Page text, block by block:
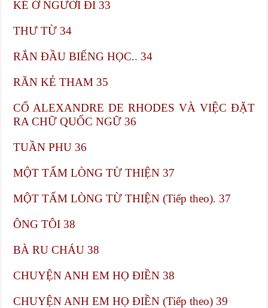
KẺ Ở NGƯỜI ĐI 33
THƯ TỪ​ 34
RẮN ĐẦU BIẾNG HỌC.. 34
RĂN KẺ THAM​ 35
CỐ ALEXANDRE DE RHODES VÀ VIỆC ĐẶT
RA CHỮ QUỐC NGỮ​ 36
TUẦN PHU​ 36
MỘT TẤM LÒNG TỪ THIỆN​ 37
MỘT TẤM LÒNG TỪ THIỆN (Tiếp theo). 37
ÔNG TÔI​ 38
BÀ RU CHÁU​ 38
CHUYỆN ANH EM HỌ ĐIỀN​ 38
CHUYỆN ANH EM HỌ ĐIỀN (Tiếp theo)​ 39